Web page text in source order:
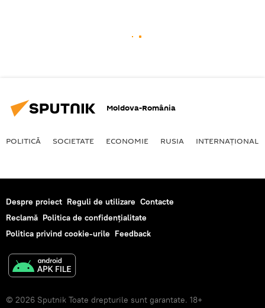
Moldova-România
POLITICĂ SOCIETATE ECONOMIE RUSIA INTERNAŢIONAL
Despre proiect Reguli de utilizare Contacte
Reclamă Politica de confidențialitate
Politica privind cookie-urile Feedback
© 2026 Sputnik Toate drepturile sunt garantate. 18+